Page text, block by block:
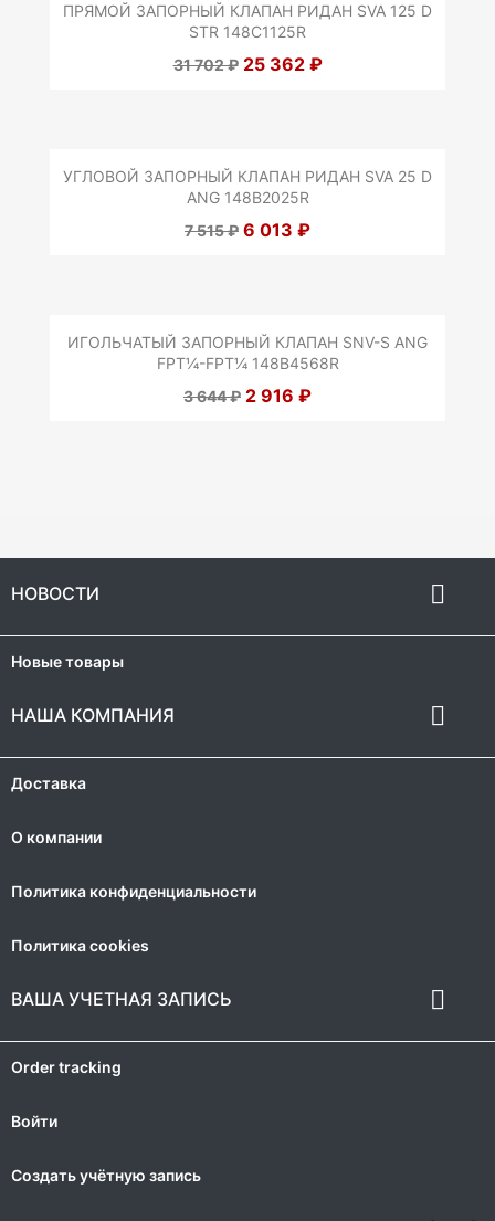
ПРЯМОЙ ЗАПОРНЫЙ КЛАПАН РИДАН SVA 125 D
STR 148C1125R
31 702 ₽ 25 362 ₽
УГЛОВОЙ ЗАПОРНЫЙ КЛАПАН РИДАН SVA 25 D
ANG 148B2025R
7 515 ₽ 6 013 ₽
ИГОЛЬЧАТЫЙ ЗАПОРНЫЙ КЛАПАН SNV-S ANG
FPT¼-FPT¼ 148B4568R
3 644 ₽ 2 916 ₽
НОВОСТИ 
Новые товары
НАША КОМПАНИЯ 
Доставка
О компании
Политика конфиденциальности
Политика cookies
ВАША УЧЕТНАЯ ЗАПИСЬ 
Order tracking
Войти
Создать учётную запись